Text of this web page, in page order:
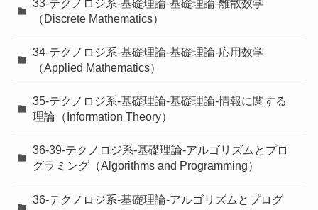
33-テクノロジ系-基礎理論-基礎理論-離散数学
（Discrete Mathematics）
34-テクノロジ系-基礎理論-基礎理論-応用数学
（Applied Mathematics）
35-テクノロジ系-基礎理論-基礎理論-情報に関する
理論（Information Theory）
36-39-テクノロジ系-基礎理論-アルゴリズムとプロ
グラミング（Algorithms and Programming）
36-テクノロジ系-基礎理論-アルゴリズムとプログ